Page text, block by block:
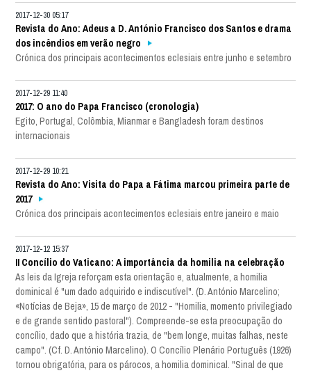
2017-12-30 05:17
Revista do Ano: Adeus a D. António Francisco dos Santos e drama
dos incêndios em verão negro
Crónica dos principais acontecimentos eclesiais entre junho e setembro
2017-12-29 11:40
2017: O ano do Papa Francisco (cronologia)
Egito, Portugal, Colômbia, Mianmar e Bangladesh foram destinos
internacionais
2017-12-29 10:21
Revista do Ano: Visita do Papa a Fátima marcou primeira parte de
2017
Crónica dos principais acontecimentos eclesiais entre janeiro e maio
2017-12-12 15:37
II Concílio do Vaticano: A importância da homilia na celebração
As leis da Igreja reforçam esta orientação e, atualmente, a homilia
dominical é "um dado adquirido e indiscutível". (D. António Marcelino;
«Notícias de Beja», 15 de março de 2012 - "Homilia, momento privilegiado
e de grande sentido pastoral"). Compreende-se esta preocupação do
concílio, dado que a história trazia, de "bem longe, muitas falhas, neste
campo". (Cf. D. António Marcelino). O Concílio Plenário Português (1926)
tornou obrigatória, para os párocos, a homilia dominical. "Sinal de que